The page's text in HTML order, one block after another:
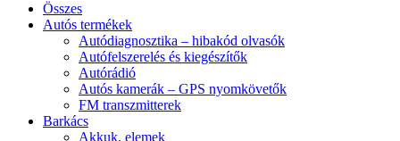
Összes
Autós termékek
Autódiagnosztika – hibakód olvasók
Autófelszerelés és kiegészítők
Autórádió
Autós kamerák – GPS nyomkövetők
FM transzmitterek
Barkács
Akkuk, elemek